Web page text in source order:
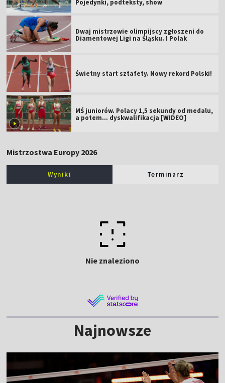
Pojedynki, podteksty, show
Dwaj mistrzowie olimpijscy zgłoszeni do
Diamentowej Ligi na Śląsku. I Polak
Świetny start sztafety. Nowy rekord Polski!
MŚ juniorów. Polacy 1,5 sekundy od medalu,
a potem... dyskwalifikacja [WIDEO]
Mistrzostwa Europy 2026
Wyniki Terminarz
Nie znaleziono
Najnowsze